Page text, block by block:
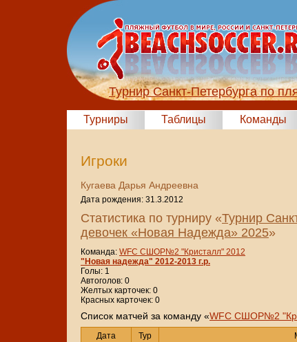
Турнир Санкт-Петербурга по
Турниры Таблицы Команды
Игроки
Кугаева Дарья Андреевна
Дата рождения: 31.3.2012
Статистика по турниру «Турнир
девочек «Новая Надежда» 2025»
Команда: WFC СШОР№2 "Кристалл" 2012
"Новая надежда" 2012-2013 г.р.
Голы: 1
Автоголов: 0
Желтых карточек: 0
Красных карточек: 0
Cписок матчей за команду «WFC СШОР№2
Дата Тур